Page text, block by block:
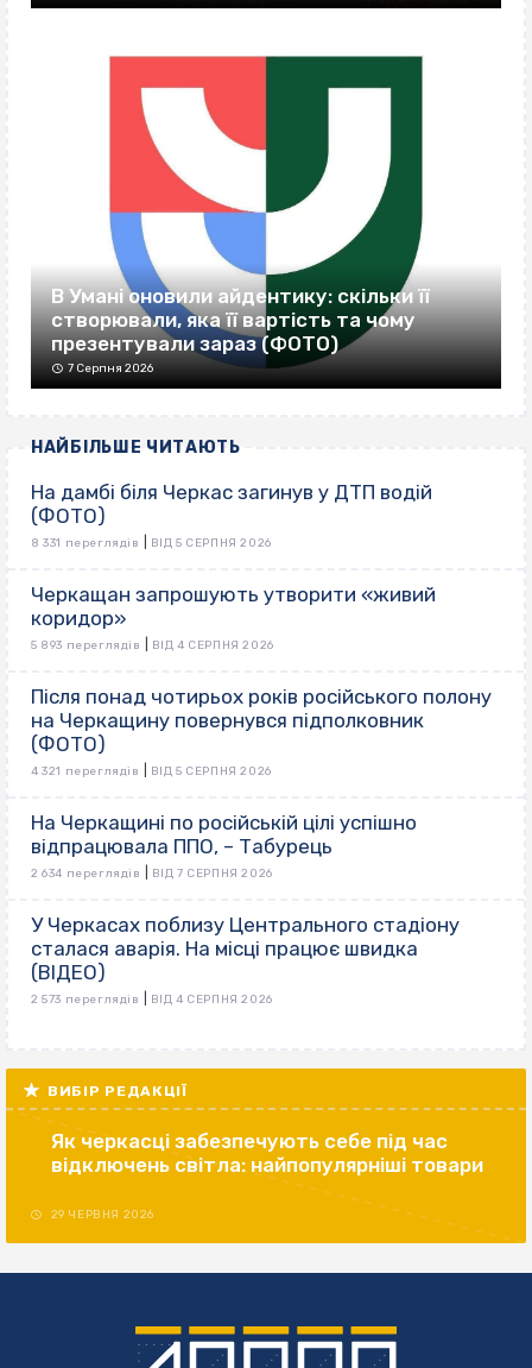
В Умані оновили айдентику: скільки її
створювали, яка її вартість та чому
презентували зараз (ФОТО)
7 Серпня 2026
НАЙБІЛЬШЕ ЧИТАЮТЬ
На дамбі біля Черкас загинув у ДТП водій
(ФОТО)
8 331 переглядів ВІД 5 СЕРПНЯ 2026
Черкащан запрошують утворити «живий
коридор»
5 893 переглядів ВІД 4 СЕРПНЯ 2026
Після понад чотирьох років російського полону
на Черкащину повернувся підполковник
(ФОТО)
4 321 переглядів ВІД 5 СЕРПНЯ 2026
На Черкащині по російській цілі успішно
відпрацювала ППО, – Табурець
2 634 переглядів ВІД 7 СЕРПНЯ 2026
У Черкасах поблизу Центрального стадіону
сталася аварія. На місці працює швидка
(ВІДЕО)
2 573 переглядів ВІД 4 СЕРПНЯ 2026
ВИБІР РЕДАКЦІЇ
Як черкасці забезпечують себе під час
відключень світла: найпопулярніші товари
29 ЧЕРВНЯ 2026